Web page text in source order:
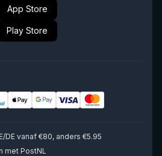
App Store
Play Store
DE vanaf €80, anders €5.95
met PostNL